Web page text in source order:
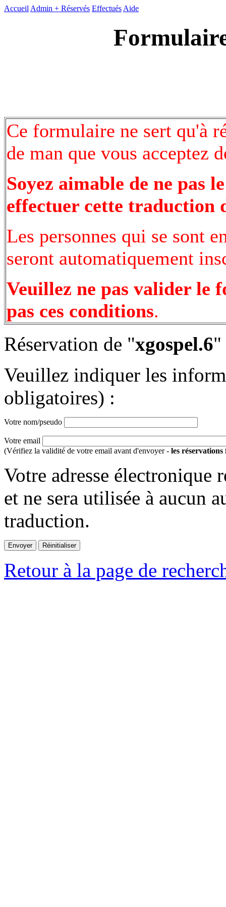
Accueil Admin + Réservés Effectués Aide
Ce formulaire ne sert qu'à
de man que vous acceptez
Soyez aimable de ne pas
effectuer cette traduction
Les personnes qui se sont
seront automatiquement
Veuillez ne pas valider le
pas ces conditions.
Réservation de "xgospel.6"
Veuillez indiquer les
obligatoires) :
Votre nom/pseudo
Votre email
(Vérifiez la validité de votre email avant d'envoyer - les réservations
Votre adresse électronique
et ne sera utilisée à aucun
traduction.
Retour à la page de